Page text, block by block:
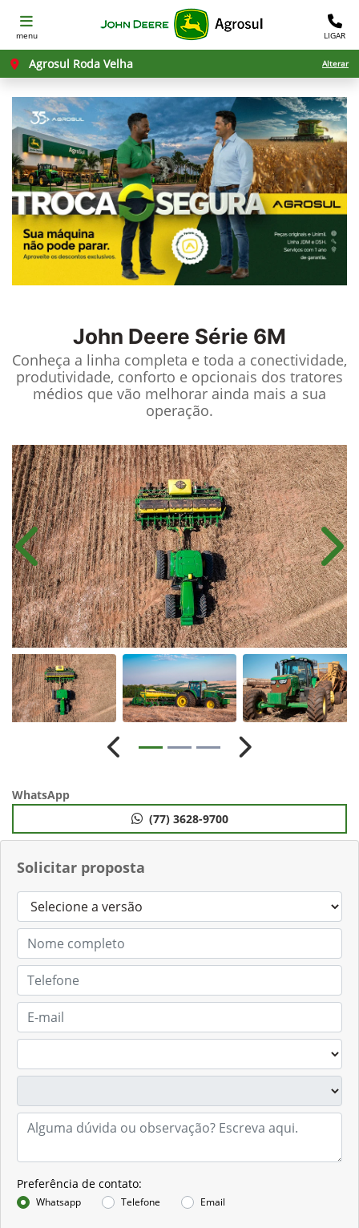
menu LIGAR
Agrosul Roda Velha Alterar
John Deere Série 6M
Conheça a linha completa e toda a conectividade,
produtividade, conforto e opcionais dos tratores
médios que vão melhorar ainda mais a sua
operação.
Solicitar proposta
Preferência de contato:
Whatsapp Telefone Email
Anterior
Anterior Próximo
WhatsApp
(77) 3628-9700